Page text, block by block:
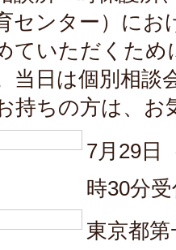
センター）にお
ていただくため
当日は個別相談
持ちの方は、お
7月29日
時30分
東京都